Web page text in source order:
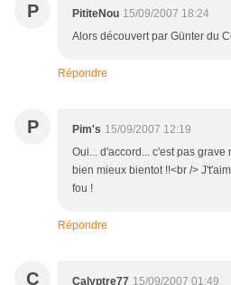
P PititeNou 15/09/2007 18:24
Alors découvert par Günter du
Répondre
P Pim's 15/09/2007 12:19
Oui... d'accord... c'est pas grave
bien mieux bientot !!<br />
fou !
Répondre
C Calyptre77 15/09/2007 01:49